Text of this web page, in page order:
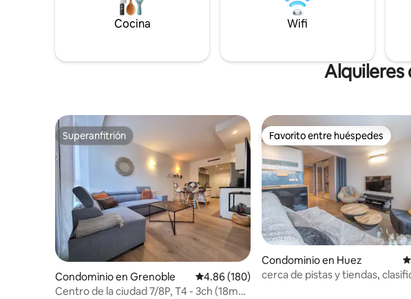
Cocina Wifi
Alquileres
Superanfitrión
Superanfitrión
Condominio en Grenoble Calificación promedio: 4.86 de 5; 180
4.86 (180)
Centro de la ciudad 7/8P, T4 - 3ch (18m2)
Favorito entre huéspedes
Favorito entre huéspedes
Condominio en Huez
cerca de pistas y tiendas,